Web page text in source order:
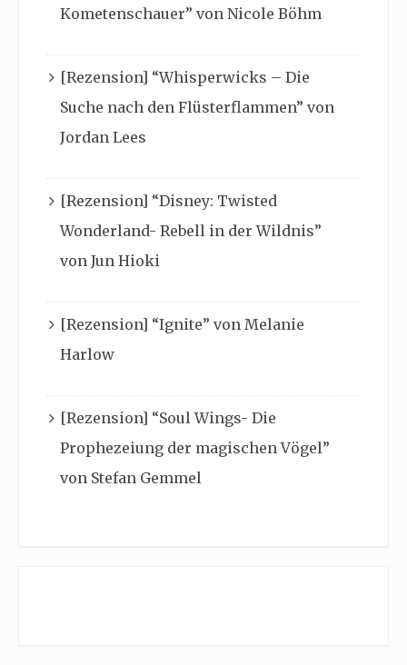
Kometenschauer” von Nicole Böhm
[Rezension] “Whisperwicks – Die
Suche nach den Flüsterflammen” von
Jordan Lees
[Rezension] “Disney: Twisted
Wonderland- Rebell in der Wildnis”
von Jun Hioki
[Rezension] “Ignite” von Melanie
Harlow
[Rezension] “Soul Wings- Die
Prophezeiung der magischen Vögel”
von Stefan Gemmel